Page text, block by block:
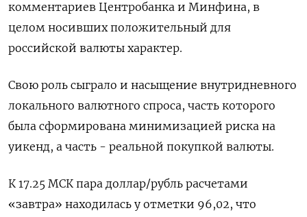
комментариев Центробанка и Минфина, в
целом носивших положительный для
российской валюты характер.
Свою роль сыграло и насыщение внутридневного
локального валютного спроса, часть которого
была сформирована минимизацией риска на
уикенд, а часть - реальной покупкой валюты.
К 17.25 МСК пара доллар/рубль расчетами
«завтра» находилась у отметки 96,02, что